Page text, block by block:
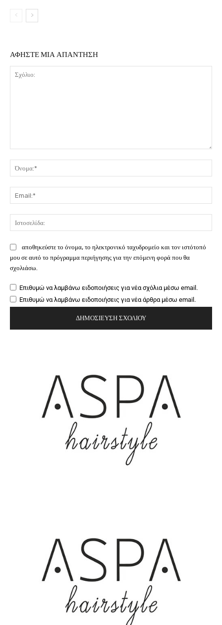
ΑΦΗΣΤΕ ΜΙΑ ΑΠΑΝΤΗΣΗ
αποθηκεύστε το όνομα, το ηλεκτρονικό ταχυδρομείο και τον ιστότοπό
μου σε αυτό το πρόγραμμα περιήγησης για την επόμενη φορά που θα
σχολιάσω.
Επιθυμώ να λαμβάνω ειδοποιήσεις για νέα σχόλια μέσω email.
Επιθυμώ να λαμβάνω ειδοποιήσεις για νέα άρθρα μέσω email.